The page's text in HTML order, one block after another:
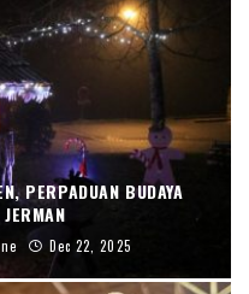
PERPADUAN BUDAYA
Dec 22, 2025